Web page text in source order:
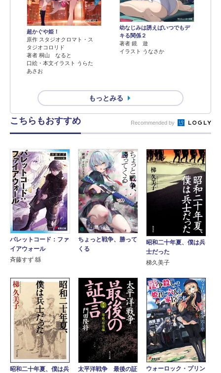
超かぐや姫！
原作 スタジオクロマト・ス
タジオコロリド
著者 桐山 なると
口絵・本文イラスト うらた
あさお
幼なじみは誘えばいつでもデ
キる関係２
著者 鏡 遊
イラスト うなさか
もっとみる
こちらもおすすめ Recommended by
バレットコード：ファ
イアウォール
斉藤すず 緜
ちょっと戦争、勝って
くる
昭和二十年夏、僕は兵
士だった
梯久美子
昭和二十年夏、僕は兵
太平洋戦争 最後の証
ウォーロック・プリン